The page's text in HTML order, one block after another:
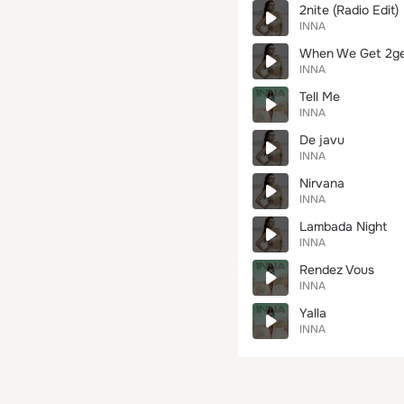
2nite (Radio Edit)
INNA
When We Get
INNA
Tell Me
INNA
De javu
INNA
Nirvana
INNA
Lambada Night
INNA
Rendez Vous
INNA
Yalla
INNA